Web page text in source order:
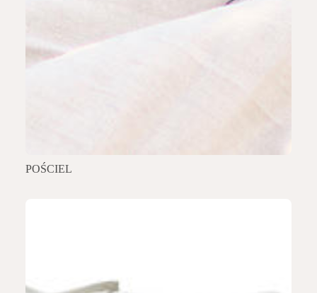
POŚCIEL